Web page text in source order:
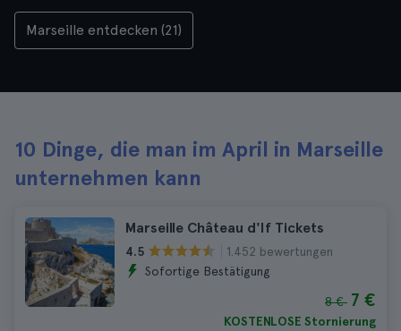
Marseille entdecken (21)
10 Dinge, die man im April in Marseille
unternehmen kann
Marseille Château d'If Tickets
4.5
1.452 bewertungen
Sofortige Bestätigung
8 € 7 €
KOSTENLOSE Stornierung